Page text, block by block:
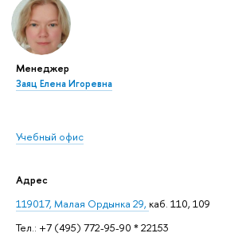
Менеджер
Заяц Елена Игоревна
Учебный офис
Адрес
119017, Малая Ордынка 29, каб. 110, 109
Тел.: +7 (495) 772-95-90 * 22153